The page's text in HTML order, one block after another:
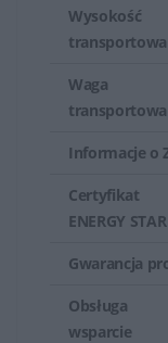
Wysokość
transportowa
Waga
transportowa
Informacje o
Certyfikat
ENERGY STAR
Gwarancja
wsparcie